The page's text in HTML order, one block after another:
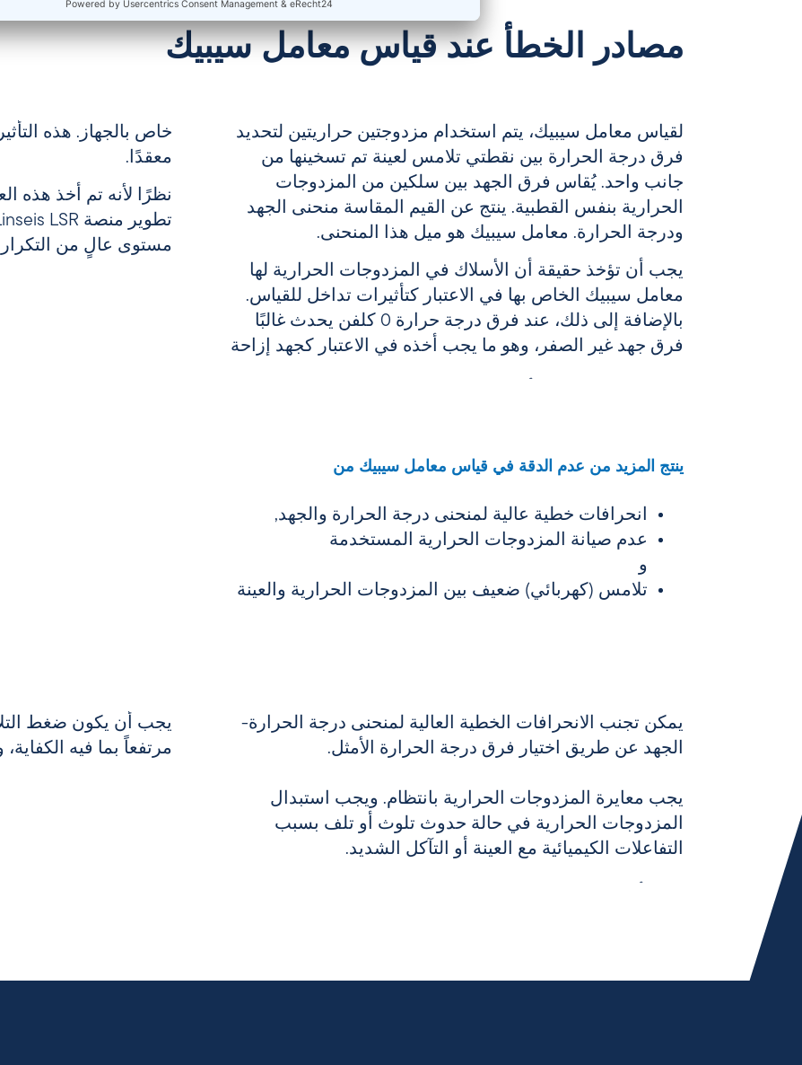
مصادر الخطأ عند قياس معامل سيبيك
لقياس معامل سيبيك، يتم استخدام مزدوجتين حراريتين لتحديد
فرق درجة الحرارة بين نقطتي تلامس لعينة تم تسخينها من
جانب واحد. يُقاس فرق الجهد بين سلكين من المزدوجات
الحرارية بنفس القطبية. ينتج عن القيم المقاسة منحنى الجهد
ودرجة الحرارة. معامل سيبيك هو ميل هذا المنحنى.
يجب أن تؤخذ حقيقة أن الأسلاك في المزدوجات الحرارية لها
معامل سيبيك الخاص بها في الاعتبار كتأثيرات تداخل للقياس.
بالإضافة إلى ذلك،
عند فرق درجة حرارة 0 كلفن يحدث غالبًا
فرق جهد غير الصفر، وهو ما يجب أخذه في الاعتبار كجهد إزاحة
خاص بالجهاز. هذه
معقدًا.
نظرًا لأنه تم أخذ هذه
مستوى عالٍ من التكرار
ينتج المزيد من عدم الدقة في قياس معامل سيبيك من
انحرافات خطية عالية لمنحنى درجة الحرارة والجهد,
عدم صيانة المزدوجات الحرارية المستخدمة
و
تلامس (كهربائي) ضعيف بين المزدوجات الحرارية والعينة
يمكن تجنب الانحرافات الخطية العالية لمنحنى درجة الحرارة-
الجهد عن طريق اختيار فرق درجة الحرارة الأمثل.
يجب معايرة المزدوجات الحرارية بانتظام. ويجب استبدال
المزدوجات الحرارية في حالة حدوث تلوث أو تلف بسبب
التفاعلات الكيميائية مع العينة أو التآكل الشديد.
يجب أن يكون ضغط
مرتفعاً بما فيه